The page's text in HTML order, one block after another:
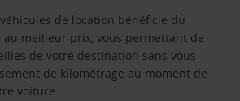
de location bénéficie du
meilleur prix, vous permettant de
de votre destination sans vous
de kilométrage au moment de
voiture.